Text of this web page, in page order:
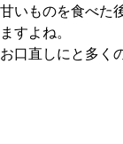
甘いものを食べた
ますよね。
お口直しにと多く